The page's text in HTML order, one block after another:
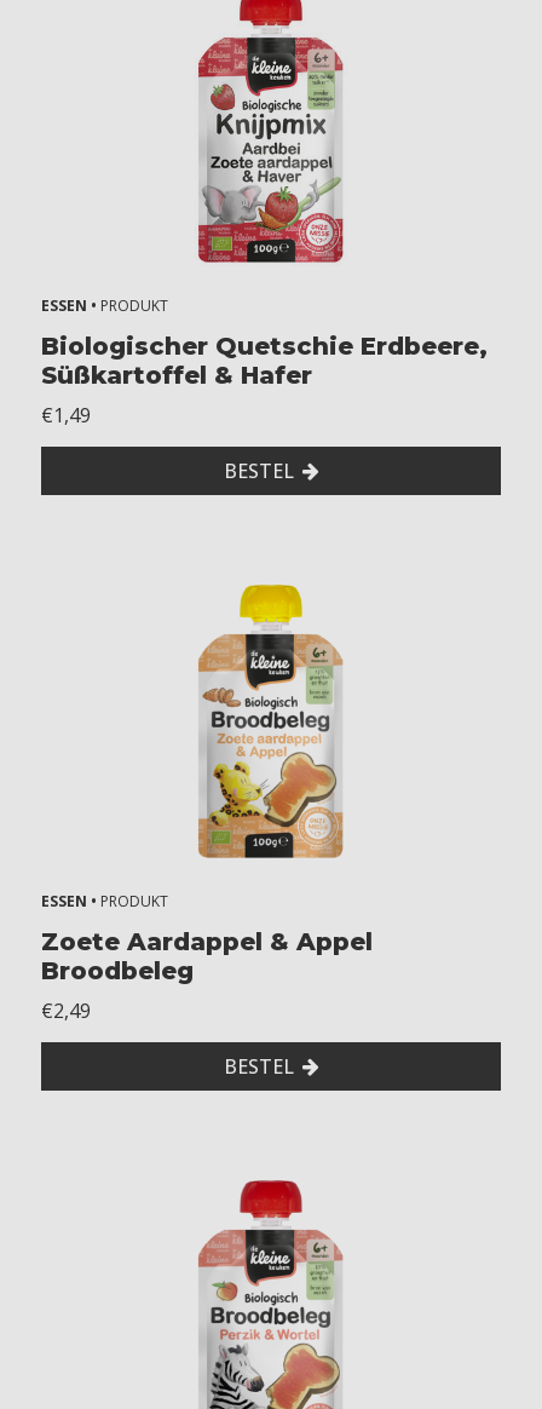
ESSEN • PRODUKT
Biologischer Quetschie Erdbeere,
Süßkartoffel & Hafer
€1,49
BESTEL
ESSEN • PRODUKT
Zoete Aardappel & Appel
Broodbeleg
€2,49
BESTEL